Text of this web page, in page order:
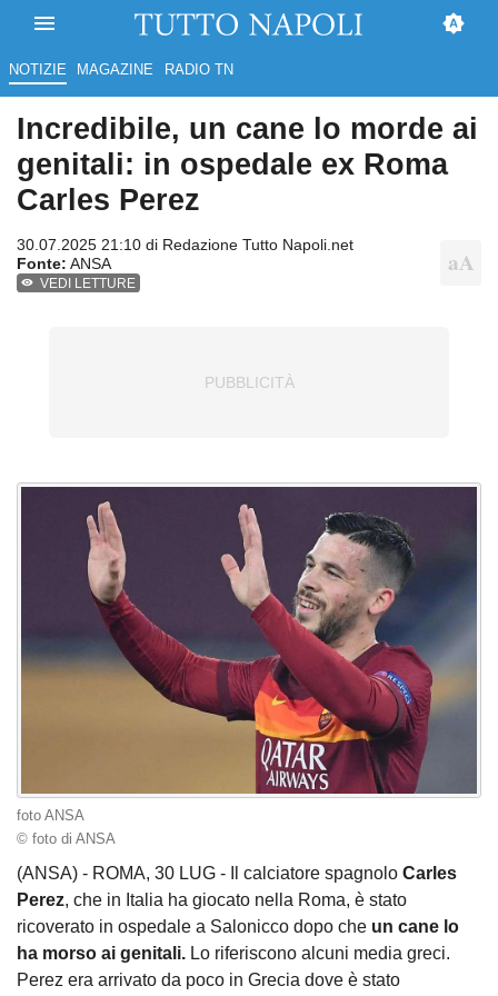
NOTIZIE MAGAZINE RADIO TN
Incredibile, un cane lo morde ai
genitali: in ospedale ex Roma
Carles Perez
30.07.2025 21:10 di Redazione Tutto Napoli.net
Fonte: ANSA
VEDI LETTURE
foto ANSA
© foto di ANSA
(ANSA) - ROMA, 30 LUG - Il calciatore spagnolo Carles
Perez, che in Italia ha giocato nella Roma, è stato
ricoverato in ospedale a Salonicco dopo che un cane lo
ha morso ai genitali. Lo riferiscono alcuni media greci.
Perez era arrivato da poco in Grecia dove è stato